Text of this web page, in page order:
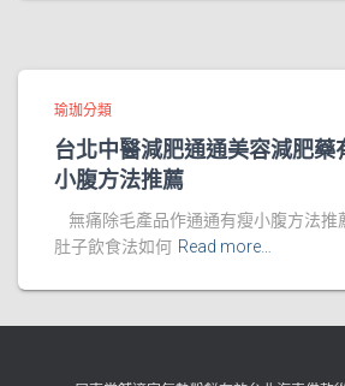
瑜珈分類
台北中醫減肥通通美容減肥藥
小腹方法推薦
無痛除毛產品作通通有瘦小腹方法推
肚子飲食法如何 Read more…